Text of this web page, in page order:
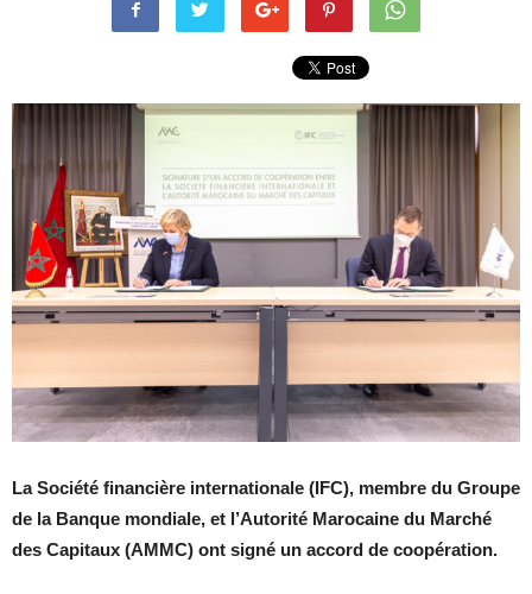
La Société financière internationale (IFC), membre du Groupe
de la Banque mondiale, et l’Autorité Marocaine du Marché
des Capitaux (AMMC) ont signé un accord de coopération.